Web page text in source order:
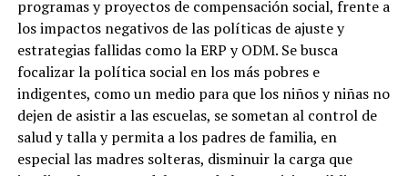
programas y proyectos de compensación social, frente a
los impactos negativos de las políticas de ajuste y
estrategias fallidas como la ERP y ODM. Se busca
focalizar la política social en los más pobres e
indigentes, como un medio para que los niños y niñas no
dejen de asistir a las escuelas, se sometan al control de
salud y talla y permita a los padres de familia, en
especial las madres solteras, disminuir la carga que